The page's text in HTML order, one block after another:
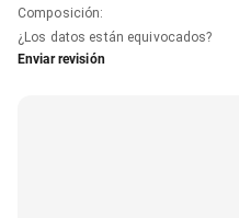
Composición:
¿Los datos están equivocados?
Enviar revisión